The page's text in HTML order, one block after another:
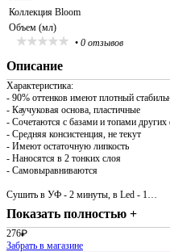
Коллекция Bloom
Объем (мл)
• 0 отзывов
Описание
Характеристика:
- 90% оттенков имеют плотный
- Каучуковая основа, пластичные
- Сочетаются с базами и топами
- Средняя консистенция, не текут
- Имеют остаточную липкость
- Наносятся в 2 тонких слоя
- Самовыравниваются
Сушить в УФ - 2 минуты, в Led - 1…
Показать полностью +
276₽
Забрать в магазине